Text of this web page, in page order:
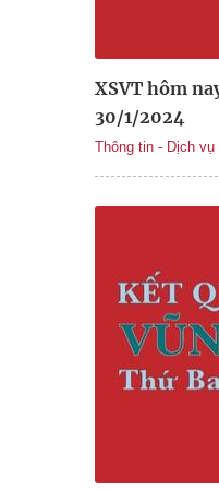
XSVT hôm
30/1/2024
Thông tin - Dịch vụ